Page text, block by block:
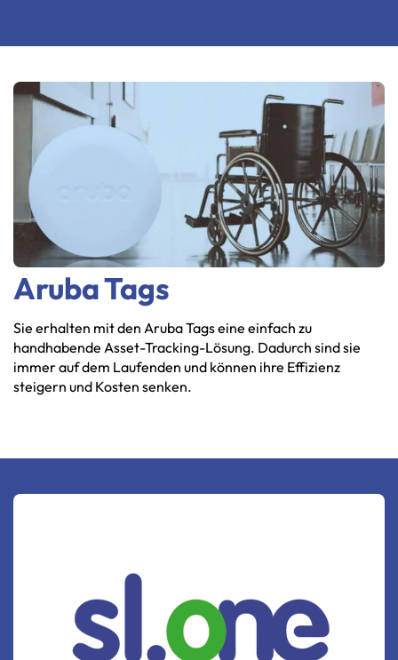
Aruba Tags
Sie erhalten mitden ArubaTagseine einfach zu
handhabende Asset-Tracking-Lösung. Dadurch sindsie
immeraufdem Laufenden und können ihre Effizienz
steigern und Kosten senken.